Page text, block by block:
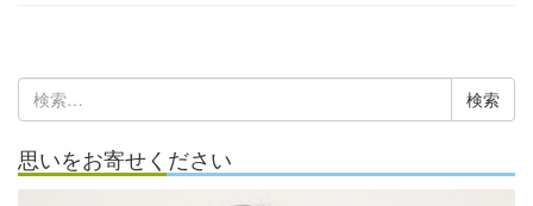
索:
思いをお寄せください